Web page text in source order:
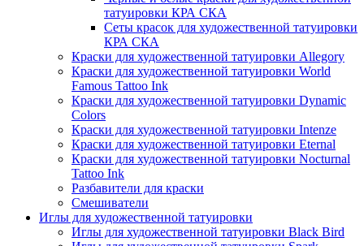
татуировки КРА СКА
Сеты красок для художественной татуировки
КРА СКА
Краски для художественной татуировки Allegory
Краски для художественной татуировки World
Famous Tattoo Ink
Краски для художественной татуировки Dynamic
Colors
Краски для художественной татуировки Intenze
Краски для художественной татуировки Eternal
Краски для художественной татуировки Nocturnal
Tattoo Ink
Разбавители для краски
Смешиватели
Иглы для художественной татуировки
Иглы для художественной татуировки Black Bird